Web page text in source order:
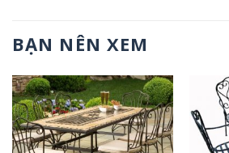
BẠN NÊN XEM